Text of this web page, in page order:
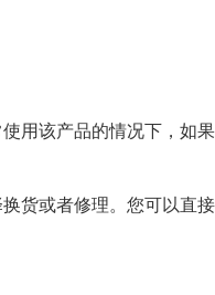
用该产品的情况下，如果
货或者修理。您可以直接